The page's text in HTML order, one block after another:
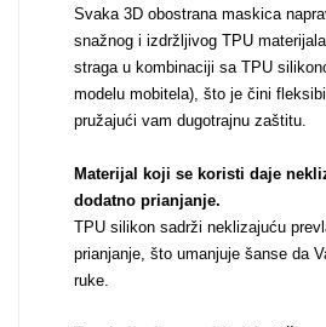
Svaka 3D obostrana maskica
snažnog i izdržljivog TPU
straga u kombinaciji sa TPU
modelu mobitela), što je čini
pružajući vam dugotrajnu zaštitu.
Materijal koji se koristi daje
dodatno prianjanje.
TPU silikon sadrži neklizajuću
prianjanje, što umanjuje šanse da
ruke.
Gaming motivi